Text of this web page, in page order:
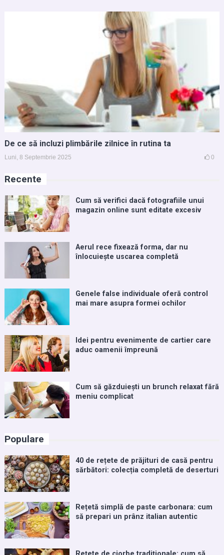
De ce să incluzi plimbările zilnice în rutina ta
Luni, 8 Septembrie 2025 0
Recente
Cum să verifici dacă fotografiile unui
magazin online sunt editate excesiv
Aerul rece fixează forma, dar nu
înlocuiește uscarea completă
Genele false individuale oferă control
mai mare asupra formei ochilor
Idei pentru evenimente de cartier care
aduc oamenii împreună
Cum să găzduiești un brunch relaxat fără
meniu complicat
Populare
40 de rețete de prăjituri de casă pentru
sărbători: colecția completă de deserturi
Rețetă simplă de paste carbonara: cum
să prepari un prânz italian autentic